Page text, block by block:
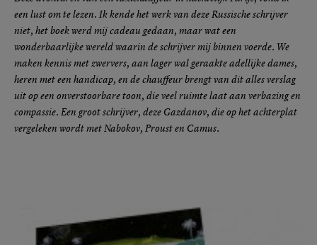
een lust om te lezen. Ik kende het werk van deze Russische schrijver
niet, het boek werd mij cadeau gedaan, maar wat een
wonderbaarlijke wereld waarin de schrijver mij binnen voerde. We
maken kennis met zwervers, aan lager wal geraakte adellijke dames,
heren met een handicap, en de chauffeur brengt van dit alles verslag
uit op een onverstoorbare toon, die veel ruimte laat aan verbazing en
compassie. Een groot schrijver, deze Gazdanov, die op het achterplat
vergeleken wordt met Nabokov, Proust en Camus.